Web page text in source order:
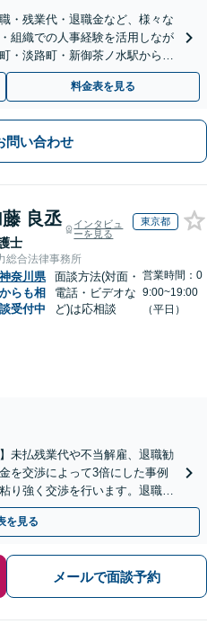
・残業代・退職金など、様々な
組織での人事経験を活用しなが
・淡路町・新御茶ノ水駅から約
料金表を見る
問い合わせ
良丞
士
インタビュ
ーを見る
東京都
総合法律事務所
神奈川県
からも相
談受付中
面談方法(対面・
電話・ビデオな
ど)は応相談
営業時間：0
9:00~19:00
（平日）
未払残業代や不当解雇、退職勧
を交渉によって3倍にした事例
り強く交渉を行います。退職前
はご相談下さい！
を見る
メールで面談予約